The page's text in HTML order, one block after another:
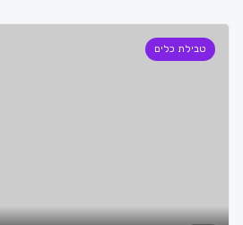
טבילת כלים